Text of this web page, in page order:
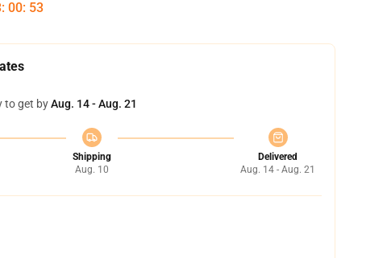
: 00: 52
to get byAug. 14 - Aug. 21
Shipping
Aug. 10
Delivered
Aug. 14 - Aug. 21